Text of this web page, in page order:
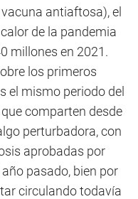
antiaftosa), el
de la pandemia
millones en 2021.
los primeros
el mismo periodo del
comparten desde
perturbadora, con
aprobadas por
pasado, bien por
circulando todavía